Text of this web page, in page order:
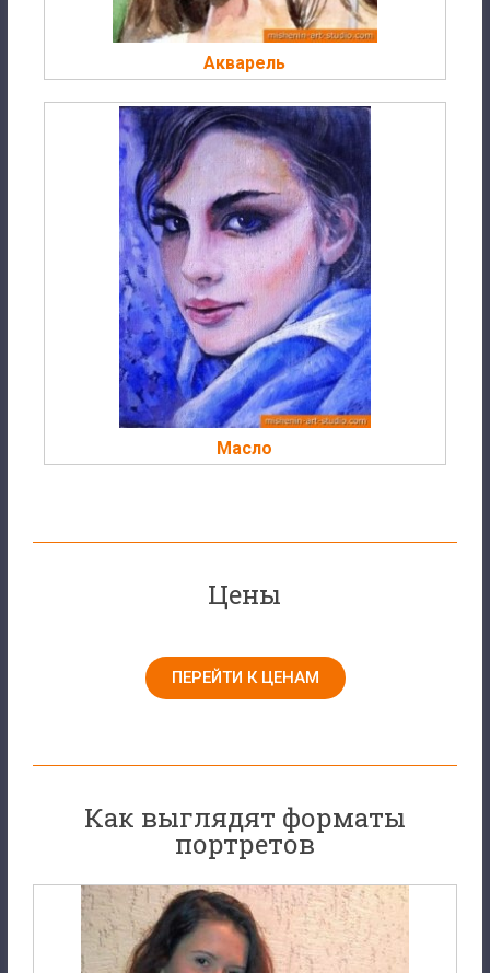
Акварель
Масло
Цены
ПЕРЕЙТИ К ЦЕНАМ
Как выглядят форматы
портретов